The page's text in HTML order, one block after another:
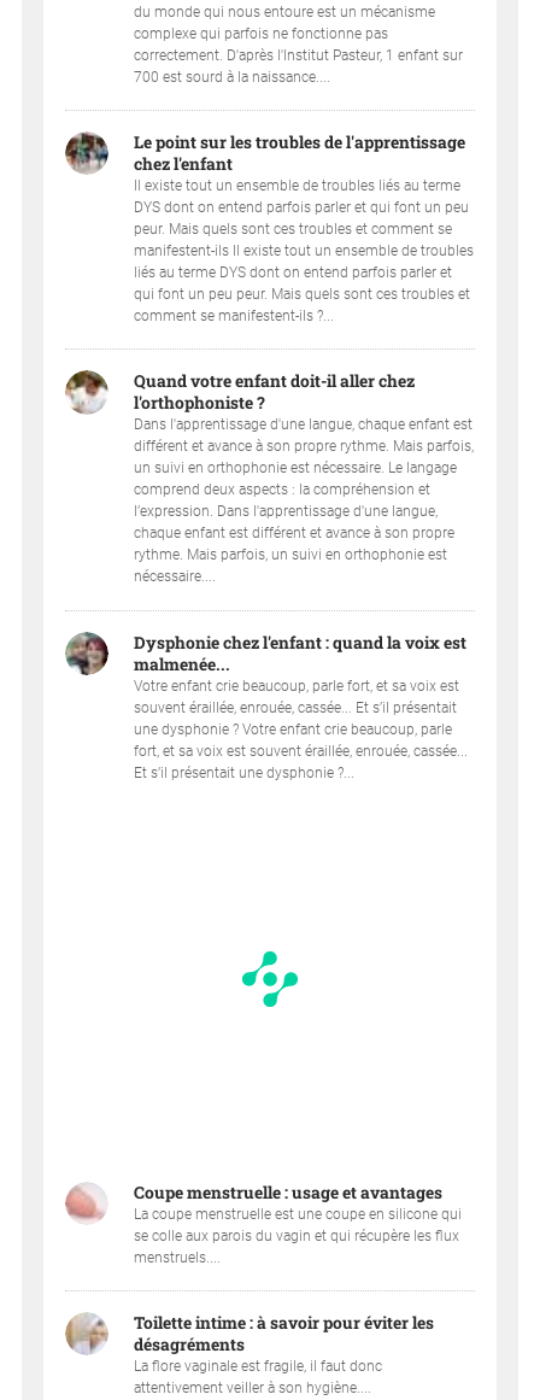
du monde qui nous entoure est un mécanisme
complexe qui parfois ne fonctionne pas
correctement. D'après l'Institut Pasteur, 1 enfant sur
700 est sourd à la naissance....
Le point sur les troubles de l'apprentissage
chez l'enfant
Il existe tout un ensemble de troubles liés au terme
DYS dont on entend parfois parler et qui font un peu
peur. Mais quels sont ces troubles et comment se
manifestent-ils Il existe tout un ensemble de troubles
liés au terme DYS dont on entend parfois parler et
qui font un peu peur. Mais quels sont ces troubles et
comment se manifestent-ils ?...
Quand votre enfant doit-il aller chez
l'orthophoniste ?
Dans l'apprentissage d'une langue, chaque enfant est
différent et avance à son propre rythme. Mais parfois,
un suivi en orthophonie est nécessaire. Le langage
comprend deux aspects : la compréhension et
l’expression. Dans l'apprentissage d'une langue,
chaque enfant est différent et avance à son propre
rythme. Mais parfois, un suivi en orthophonie est
nécessaire....
Dysphonie chez l'enfant : quand la voix est
malmenée...
Votre enfant crie beaucoup, parle fort, et sa voix est
souvent éraillée, enrouée, cassée... Et s’il présentait
une dysphonie ? Votre enfant crie beaucoup, parle
fort, et sa voix est souvent éraillée, enrouée, cassée...
Et s’il présentait une dysphonie ?...
Coupe menstruelle : usage et avantages
La coupe menstruelle est une coupe en silicone qui
se colle aux parois du vagin et qui récupère les flux
menstruels....
Toilette intime : à savoir pour éviter les
désagréments
La flore vaginale est fragile, il faut donc
attentivement veiller à son hygiène....